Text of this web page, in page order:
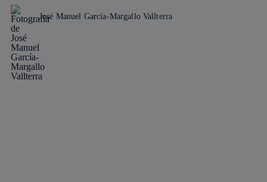
José Manuel García-Margallo Vallterra